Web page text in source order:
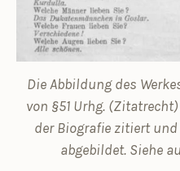
Die Abbildung des
von §51 Urhg.
der Biografie zitiert
abgebildet. Siehe